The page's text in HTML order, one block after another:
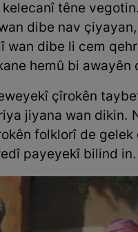
têne
dibe nav
wan dibe li cem
hemû bi awayên
çîrokên
jiyana wan dikin.
folklorî de
payeyekî bilind in.